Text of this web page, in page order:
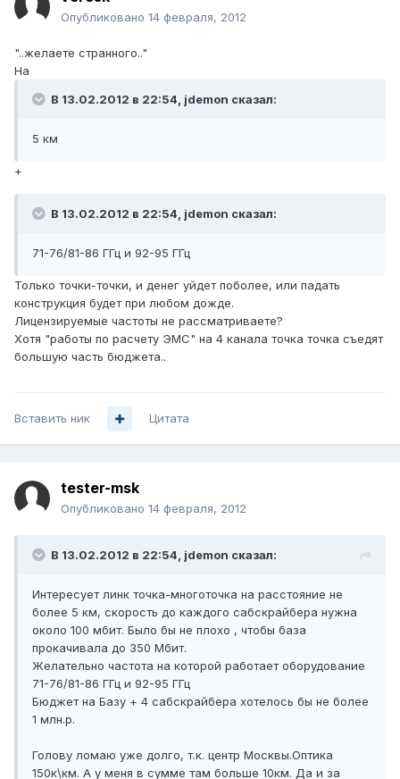
Опубликовано 14 февраля, 2012
"..желаете странного.."
На
В 13.02.2012 в 22:54, jdemon сказал:
5 км
+
В 13.02.2012 в 22:54, jdemon сказал:
71-76/81-86 ГГц и 92-95 ГГц
Только точки-точки, и денег уйдет поболее, или падать
конструкция будет при любом дожде.
Лицензируемые частоты не рассматриваете?
Хотя "работы по расчету ЭМС" на 4 канала точка точка съедят
большую часть бюджета..
Вставить ник Цитата
tester-msk
Опубликовано 14 февраля, 2012
В 13.02.2012 в 22:54, jdemon сказал:
Интересует линк точка-многоточка на расстояние не
более 5 км, скорость до каждого сабскрайбера нужна
около 100 мбит. Было бы не плохо , чтобы база
прокачивала до 350 Мбит.
Желательно частота на которой работает оборудование
71-76/81-86 ГГц и 92-95 ГГц
Бюджет на Базу + 4 сабскрайбера хотелось бы не более
1 млн.р.
Голову ломаю уже долго, т.к. центр Москвы.Оптика
150к\км. А у меня в сумме там больше 10км. Да и за